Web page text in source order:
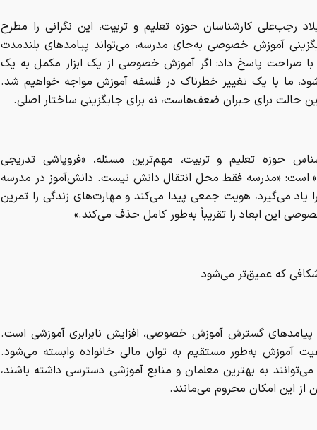
رجب‌علی کارشناسان حوزه تعلیم و تربیت، این نگرانی را مطرح
آموزش خصوصی به‌جای مدرسه، می‌تواند پیامدهای بلندمدت
با صراحت پاسخ داد: اگر آموزش خصوصی از یک ابزار مکمل به یک
ما با یک تغییر خطرناک در فلسفه آموزش مواجه خواهیم شد.
حالت برای جبران ضعف‌هاست، نه برای جایگزینی ساختار اصلی.
حوزه تعلیم و تربیت، مهم‌ترین مسئله، «فروپاشی تدریجی
است: «مدرسه فقط محل انتقال دانش نیست. دانش‌آموز در مدرسه
یاد می‌گیرد، هویت جمعی پیدا می‌کند و مهارت‌های زندگی را تمرین
این ابعاد را تقریباً به‌طور کامل حذف می‌کند.»
شکافی که عمیق‌تر می‌شود
گسترش آموزش خصوصی، افزایش نابرابری آموزشی است.
آموزش به‌طور مستقیم به توان مالی خانواده وابسته می‌شود.
می‌توانند به بهترین معلمان و منابع آموزشی دسترسی داشته باشند،
از این امکان محروم می‌مانند.